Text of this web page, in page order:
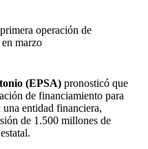
(EPSA)pronosticó que
de financiamiento para
entidad financiera,
de 1.500 millones de